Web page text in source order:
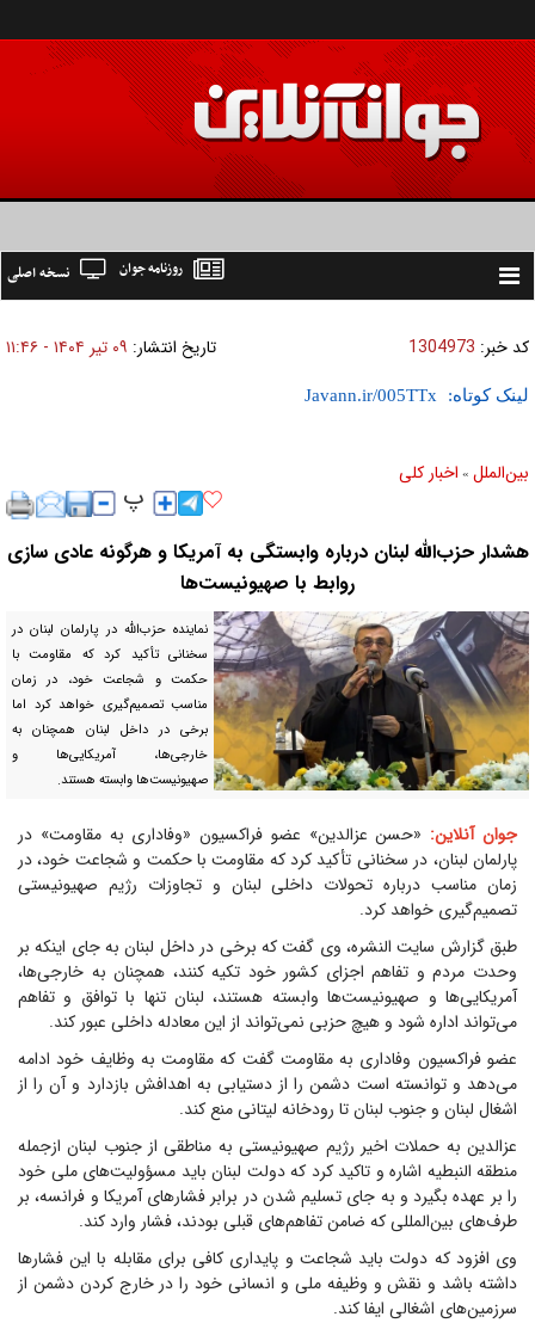
Toggle
نسخه اصلی روزنامه جوان
کد خبر: 1304973 تاریخ انتشار: ۰۹ تير ۱۴۰۴ - ۱۱:۴۶
لینک کوتاه:
بين‌الملل » اخبار كلی
هشدار حزب‌الله لبنان درباره وابستگی به آمریکا و هرگونه عادی سازی
روابط با صهیونیست‌ها
نماینده حزب‌الله در پارلمان لبنان در
سخنانی تأکید کرد که مقاومت با
حکمت و شجاعت خود، در زمان
مناسب تصمیم‌گیری خواهد کرد اما
برخی در داخل لبنان همچنان به
خارجی‌ها، آمریکایی‌ها و
صهیونیست‌ها وابسته هستند.
جوان آنلاین: «حسن عزالدین» عضو فراکسیون «وفاداری به مقاومت» در
پارلمان لبنان، در سخنانی تأکید کرد که مقاومت با حکمت و شجاعت خود، در
زمان مناسب درباره تحولات داخلی لبنان و تجاوزات رژیم صهیونیستی
تصمیم‌گیری خواهد کرد.
طبق گزارش سایت النشره، وی گفت که برخی در داخل لبنان به جای اینکه بر
وحدت مردم و تفاهم اجزای کشور خود تکیه کنند، همچنان به خارجی‌ها،
آمریکایی‌ها و صهیونیست‌ها وابسته هستند، لبنان تنها با توافق و تفاهم
می‌تواند اداره شود و هیچ حزبی نمی‌تواند از این معادله داخلی عبور کند.
عضو فراکسیون وفاداری به مقاومت گفت که مقاومت به وظایف خود ادامه
می‌دهد و توانسته است دشمن را از دستیابی به اهدافش بازدارد و آن را از
اشغال لبنان و جنوب لبنان تا رودخانه لیتانی منع کند.
عزالدین به حملات اخیر رژیم صهیونیستی به مناطقی از جنوب لبنان ازجمله
منطقه النبطیه اشاره و تاکید کرد که دولت لبنان باید مسؤولیت‌های ملی خود
را بر عهده بگیرد و به جای تسلیم شدن در برابر فشارهای آمریکا و فرانسه، بر
طرف‌های بین‌المللی که ضامن تفاهم‌های قبلی بودند، فشار وارد کند.
وی افزود که دولت باید شجاعت و پایداری کافی برای مقابله با این فشارها
داشته باشد و نقش و وظیفه ملی و انسانی خود را در خارج کردن دشمن از
سرزمین‌های اشغالی ایفا کند.